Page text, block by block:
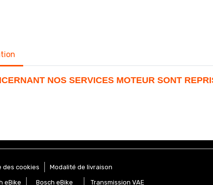
NOS SERVICES MOTEUR SONT
des cookies Modalité de livraison
eBike Bosch eBike Transmission VAE